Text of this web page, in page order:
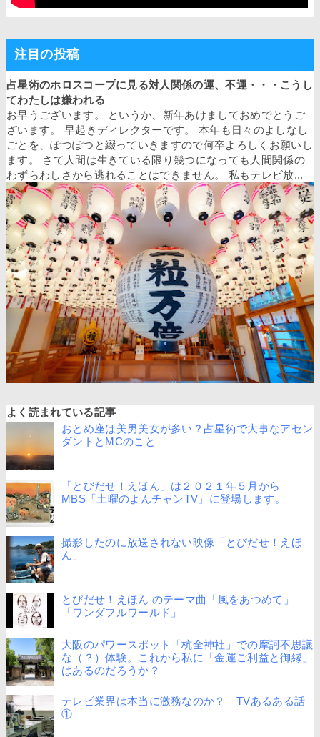
注目の投稿
占星術のホロスコープに見る対人関係の運、不運・・・こうし
てわたしは嫌われる
お早うございます。 というか、新年あけましておめでとうご
ざいます。 早起きディレクターです。 本年も日々のよしなし
ごとを、ぽつぽつと綴っていきますので何卒よろしくお願いし
ます。 さて人間は生きている限り幾つになっても人間関係の
わずらわしさから逃れることはできません。 私もテレビ放...
よく読まれている記事
おとめ座は美男美女が多い？占星術で大事なアセン
ダントとMCのこと
「とびだせ！えほん」は２０２１年５月から
MBS「土曜のよんチャンTV」に登場します。
撮影したのに放送されない映像「とびだせ！えほ
ん」
とびだせ！えほん のテーマ曲「風をあつめて」
「ワンダフルワールド」
大阪のパワースポット「杭全神社」での摩訶不思議
な（？）体験。これから私に「金運ご利益と御縁」
はあるのだろうか？
テレビ業界は本当に激務なのか？ TVあるある話
①